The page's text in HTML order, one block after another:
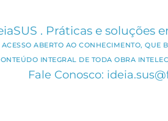
. Práticas e soluções
ABERTO AO CONHECIMENTO,
INTEGRAL DE TODA OBRA
Fale Conosco: